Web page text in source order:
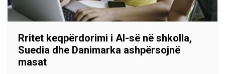
Rritet keqpërdorimi i AI-së në shkolla,
Suedia dhe Danimarka ashpërsojnë
masat